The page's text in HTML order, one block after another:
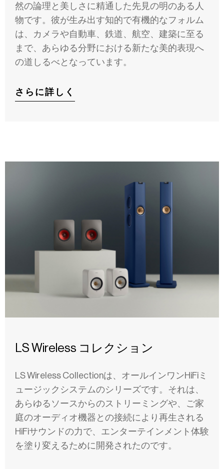
然の論理と美しさに精通した先見の明のある人
物です。彼が生み出す知的で有機的なフォルム
は、カメラや自動車、鉄道、航空、建築に至る
まで、あらゆる分野における新たな美的表現へ
の道しるべとなっています。
さらに詳しく
LS Wireless コレクション
LS Wireless Collectionは、オールインワンHiFiミ
ュージックシステムのシリーズです。それは、
あらゆるソースからのストリーミングや、ご家
庭のオーディオ機器との接続により再生される
HiFiサウンドの力で、エンターテインメント体験
を塗り変えるために開発されたのです。